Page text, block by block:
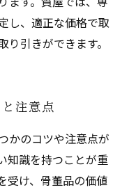
し、適正な価格で取
引きができます。
注意点
かのコツや注意点が
知識を持つことが重
受け、骨董品の価値